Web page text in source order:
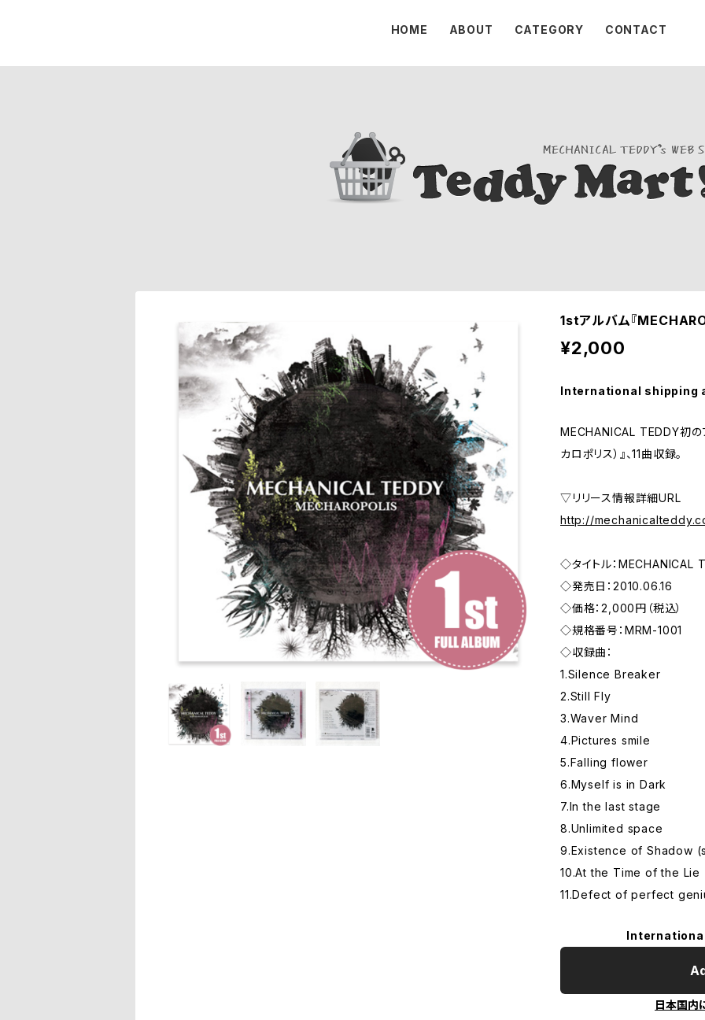
HOME ABOUT CATEGORY CONTACT
1stアルバム『
¥2,000
International shipping
MECHANICAL TEDDY初の
カロポリス）』、11曲収録。
▽リリース情報詳細URL
http://
◇タイトル：MECHANICAL
◇発売日：2010.06.16
◇価格：2,000円（税込）
◇規格番号：MRM-1001
◇収録曲：
1.Silence Breaker
2.Still Fly
3.Waver Mind
4.Pictures smile
5.Falling flower
6.Myself is in Dark
7.In the last stage
8.Unlimited space
9.Existence of Shadow
10.At the Time of the
11.Defect of perfect
日本国内